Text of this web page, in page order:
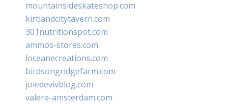
mountainsideskateshop.com
kirtlandcitytavern.com
301nutritionspot.com
ammos-stores.com
loceanecreations.com
birdsongridgefarm.com
joiedevivblog.com
valera-amsterdam.com